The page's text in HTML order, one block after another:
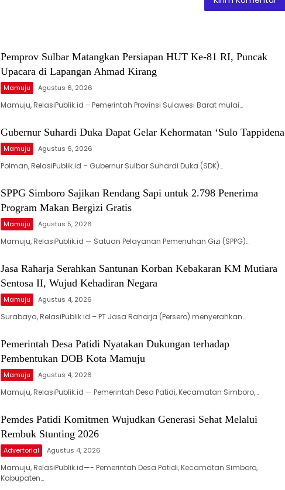
Pemprov Sulbar Matangkan Persiapan HUT Ke-81 RI, Puncak
Upacara di Lapangan Ahmad Kirang
Mamuju Agustus 6, 2026
Mamuju, RelasiPublik.id – Pemerintah Provinsi Sulawesi Barat mulai…
Gubernur Suhardi Duka Dapat Gelar Kehormatan ‘Sulo Tappidena
Mamuju Agustus 6, 2026
Polman, RelasiPublik.id – Gubernur Sulbar Suhardi Duka (SDK)…
SPPG Simboro Sajikan Rendang Sapi untuk 2.798 Penerima
Program Makan Bergizi Gratis
Mamuju Agustus 5, 2026
Mamuju, RelasiPublik.id — Satuan Pelayanan Pemenuhan Gizi (SPPG)…
Jasa Raharja Serahkan Santunan Korban Kebakaran KM Mutiara
Sentosa II, Wujud Kehadiran Negara
Mamuju Agustus 4, 2026
Surabaya, RelasiPublik.id – PT Jasa Raharja (Persero) menyerahkan…
Pemerintah Desa Patidi Nyatakan Dukungan terhadap
Pembentukan DOB Kota Mamuju
Mamuju Agustus 4, 2026
Mamuju, RelasiPublik.id — Pemerintah Desa Patidi, Kecamatan Simboro,…
Pemdes Patidi Komitmen Wujudkan Generasi Sehat Melalui
Rembuk Stunting 2026
Advertorial Agustus 4, 2026
Mamuju, RelasiPublik.id—- Pemerintah Desa Patidi, Kecamatan Simboro,
Kabupaten…